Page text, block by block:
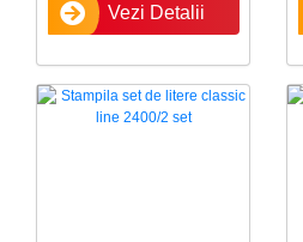
Vezi Detalii